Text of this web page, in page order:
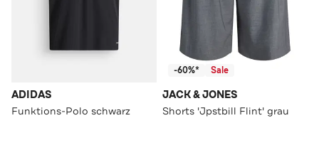
ADIDAS
Funktions-Polo schwarz
-60%* Sale
JACK & JONES
Shorts 'Jpstbill Flint' grau